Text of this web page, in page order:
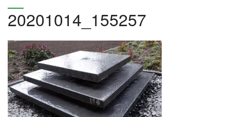
20201014_155257